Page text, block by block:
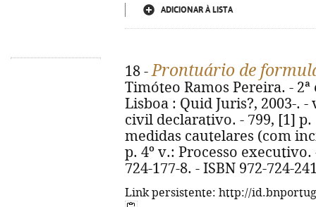
ADICIONAR À LISTA
18 -Prontuário de
Timóteo Ramos Pereira. -
Lisboa : Quid Juris?, 2003-. -
civil declarativo. - 799, [1] p.
medidas cautelares (com
p. 4º v.: Processo executivo.
724-177-8. - ISBN 972-724-
Link persistente: http://